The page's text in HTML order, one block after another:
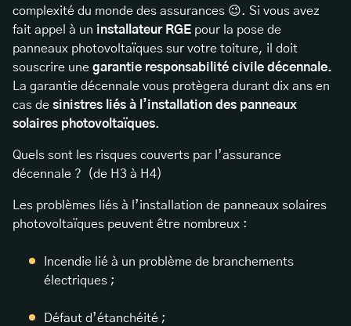
complexité du monde des assurances 😉. Si vous avez
fait appel à un installateur RGE pour la pose de
panneaux photovoltaïques sur votre toiture, il doit
souscrire une garantie responsabilité civile décennale.
La garantie décennale vous protègera durant dix ans en
cas de sinistres liés à l’installation des panneaux
solaires photovoltaïques.
Quels sont les risques couverts par l’assurance
décennale ? (de H3 à H4)
Les problèmes liés à l’installation de panneaux solaires
photovoltaïques peuvent être nombreux :
Incendie lié à un problème de branchements
électriques ;
Défaut d’étanchéité ;